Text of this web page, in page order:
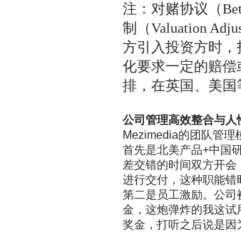
注：对赌协议（
制（Valuation
方引入投资方时
化要求一定的赔
排，在英国、美国
公司管理高效整合与人
Mezimedia的团队管理
首先是北美产品+中国
差交错的时间双方开
进行交付，这种职能错
第二是员工激励。公司
金，这炮弹炸的我这
奖金，打听之后说是